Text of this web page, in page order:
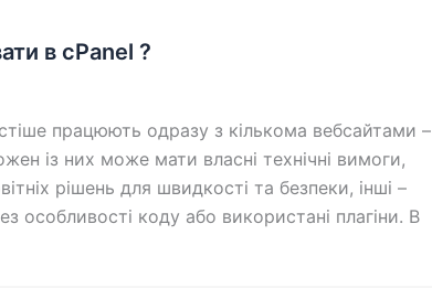
в cPanel ?
працюють одразу з кількома вебсайтами –
із них може мати власні технічні вимоги,
рішень для швидкості та безпеки, інші –
особливості коду або використані плагіни. В